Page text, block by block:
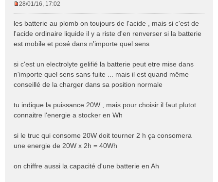
s
s
a
e
n
n
u
28/01/16, 17:02
les batterie au plomb on toujours de l'acide , mais si c'est de
l'acide ordinaire liquide il y a riste d'en renverser si la batterie
est mobile et posé dans n'importe quel sens
si c'est un electrolyte gelifié la batterie peut etre mise dans
n'importe quel sens sans fuite ... mais il est quand même
conseillé de la charger dans sa position normale
tu indique la puissance 20W , mais pour choisir il faut plutot
connaitre l'energie a stocker en Wh
si le truc qui consome 20W doit tourner 2 h ça consomera
une energie de 20W x 2h = 40Wh
on chiffre aussi la capacité d'une batterie en Ah